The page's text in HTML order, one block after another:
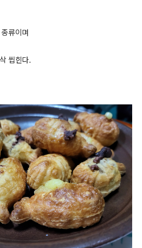
류이며
씹힌다.